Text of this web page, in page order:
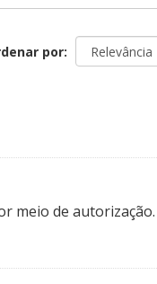
por
meio de autorização.